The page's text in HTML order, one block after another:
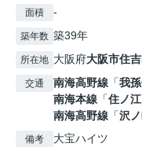
面積 -
築年数 築39年
所在地 大阪府大阪市住
交通 南海高野線 「我
南海本線 「住ノ江
南海高野線 「沢
備考
大宝ハイツ